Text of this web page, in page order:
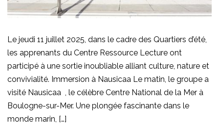
Le jeudi 11 juillet 2025, dans le cadre des Quartiers d’été,
les apprenants du Centre Ressource Lecture ont
participé à une sortie inoubliable alliant culture, nature et
convivialité. Immersion à Nausicaa Le matin, le groupe a
visité Nausicaa , le célèbre Centre National de la Mer à
Boulogne-sur-Mer. Une plongée fascinante dans le
monde marin, […]